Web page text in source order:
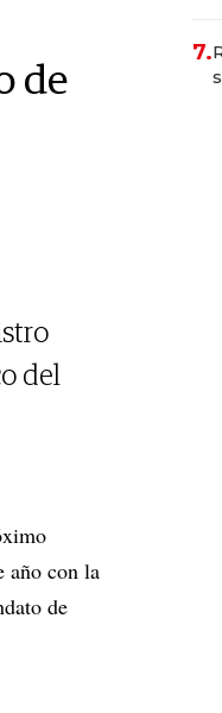
de
del
año con la
de
7.